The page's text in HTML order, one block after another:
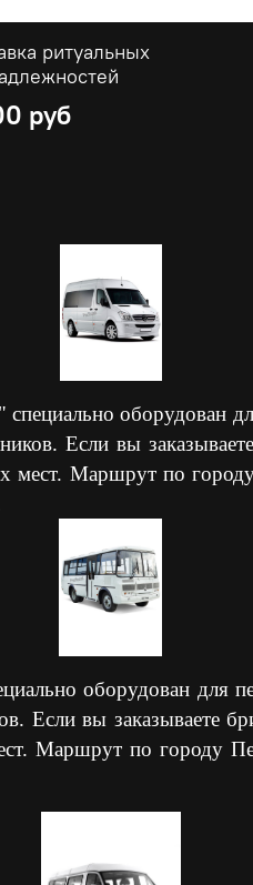
ритуальных
руб
оборудован
Если вы
мест. Маршрут по
оборудован для
Если вы заказываете
Маршрут по городу